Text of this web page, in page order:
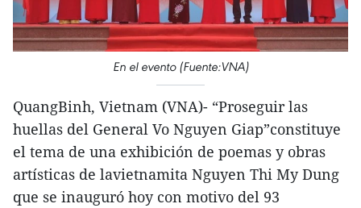
En el evento (Fuente:VNA)
QuangBinh, Vietnam (VNA)- “Proseguir las
huellas del General Vo Nguyen Giap”constituye
el tema de una exhibición de poemas y obras
artísticas de lavietnamita Nguyen Thi My Dung
que se inauguró hoy con motivo del 93